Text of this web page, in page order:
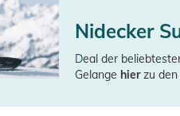
Nidecker
Deal der
Gelange hierzu den